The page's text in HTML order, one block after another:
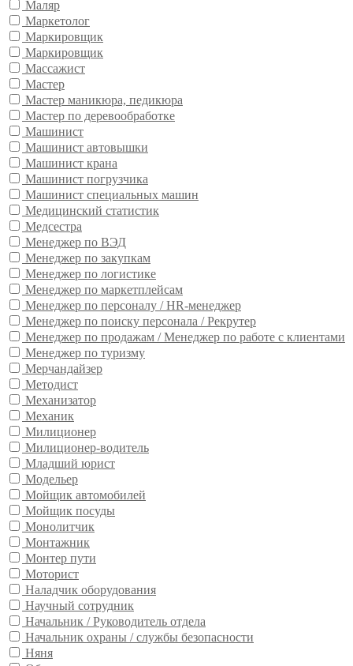
Маляр
Маркетолог
Маркировщик
Маркировщик
Массажист
Мастер
Мастер маникюра, педикюра
Мастер по деревообработке
Машинист
Машинист автовышки
Машинист крана
Машинист погрузчика
Машинист специальных машин
Медицинский статистик
Медсестра
Менеджер по ВЭД
Менеджер по закупкам
Менеджер по логистике
Менеджер по маркетплейсам
Менеджер по персоналу / HR-менеджер
Менеджер по поиску персонала / Рекрутер
Менеджер по продажам / Менеджер по работе с клиентами
Менеджер по туризму
Мерчандайзер
Методист
Механизатор
Механик
Милиционер
Милиционер-водитель
Младший юрист
Модельер
Мойщик автомобилей
Мойщик посуды
Монолитчик
Монтажник
Монтер пути
Моторист
Наладчик оборудования
Научный сотрудник
Начальник / Руководитель отдела
Начальник охраны / службы безопасности
Няня